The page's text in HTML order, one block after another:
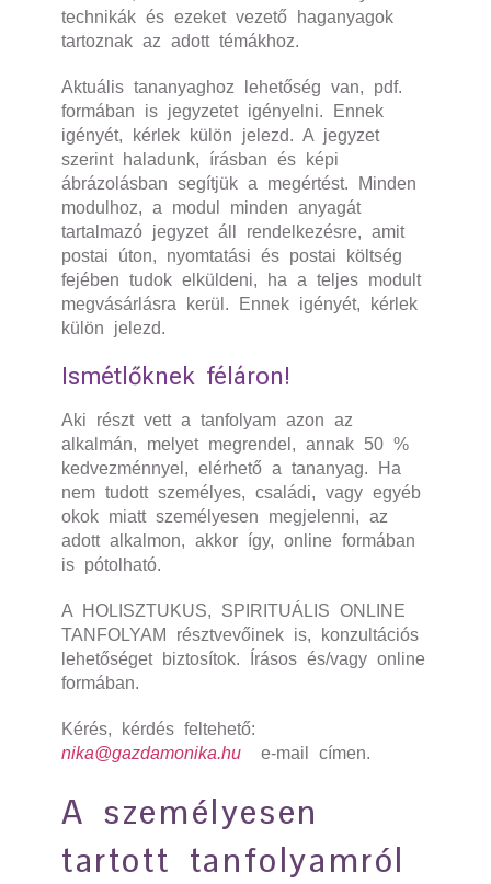
technikák és ezeket vezető haganyagok
tartoznak az adott témákhoz.
Aktuális tananyaghoz lehetőség van, pdf.
formában is jegyzetet igényelni. Ennek
igényét, kérlek külön jelezd. A jegyzet
szerint haladunk, írásban és képi
ábrázolásban segítjük a megértést. Minden
modulhoz, a modul minden anyagát
tartalmazó jegyzet áll rendelkezésre, amit
postai úton, nyomtatási és postai költség
fejében tudok elküldeni, ha a teljes modult
megvásárlásra kerül. Ennek igényét, kérlek
külön jelezd.
Ismétlőknek féláron!
Aki részt vett a tanfolyam azon az
alkalmán, melyet megrendel, annak 50 %
kedvezménnyel, elérhető a tananyag. Ha
nem tudott személyes, családi, vagy egyéb
okok miatt személyesen megjelenni, az
adott alkalmon, akkor így, online formában
is pótolható.
A HOLISZTUKUS, SPIRITUÁLIS ONLINE
TANFOLYAM résztvevőinek is, konzultációs
lehetőséget biztosítok. Írásos és/vagy online
formában.
Kérés, kérdés feltehető:
nika@gazdamonika.hu e-mail címen.
A személyesen
tartott tanfolyamról